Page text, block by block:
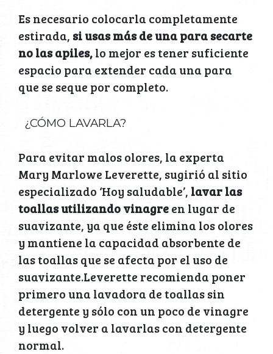
Es necesario colocarla completamente
estirada, si usas más de una para secarte
no las apiles,lo mejor es tener suficiente
espacio para extender cada una para
que se seque por completo.
¿CÓMO LAVARLA?
Para evitar malos olores, la experta
Mary Marlowe Leverette, sugirió al sitio
especializado ‘Hoy saludable’, lavar las
toallas utilizando vinagreen lugar de
suavizante, ya que éste elimina los olores
y mantiene la capacidad absorbente de
las toallas que se afecta por el uso de
suavizante.Leverette recomienda poner
primero una lavadora de toallas sin
detergente y sólo con un poco de vinagre
y luego volver a lavarlas con detergente
normal.